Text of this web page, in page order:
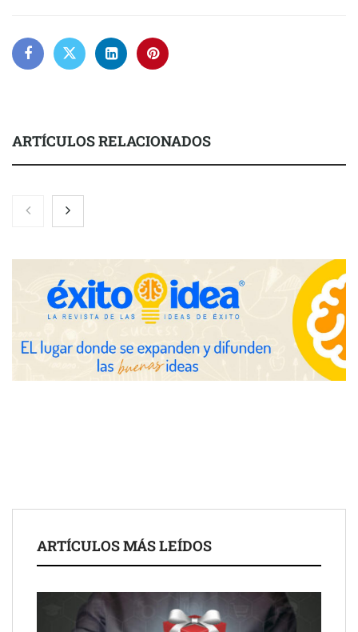
ARTÍCULOS RELACIONADOS
La luz roja, el nuevo aftersun, actúa en la recuperación de la piel
Eulalia Roig lanza ‘The Journal’, una revista digital mensual de
entrevistas y fotografía editorial
ARTÍCULOS MÁS LEÍDOS